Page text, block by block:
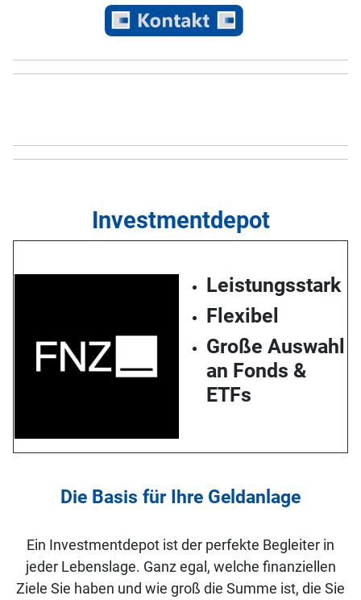
Investmentdepot
Leistungsstark
Flexibel
Große Auswahl
an Fonds &
ETFs
Die Basis für Ihre Geldanlage
Ein Investmentdepot ist der perfekte Begleiter in
jeder Lebenslage. Ganz egal, welche finanziellen
Ziele Sie haben und wie groß die Summe ist, die Sie